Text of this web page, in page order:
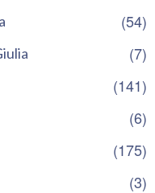
(54)
(7)
(141)
(6)
(175)
(3)